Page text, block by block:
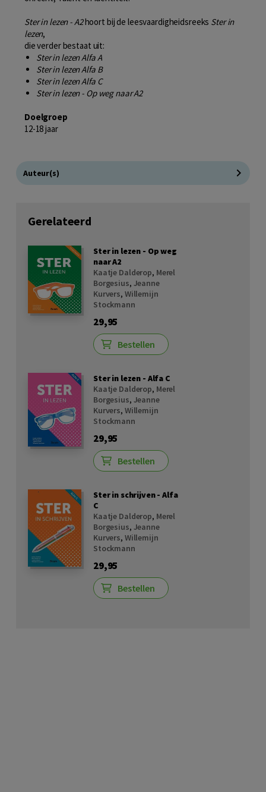
Ster in lezen - A2hoort bij de leesvaardigheidsreeks Ster in
lezen,
die verder bestaat uit:
Ster in lezen Alfa A
Ster in lezen Alfa B
Ster in lezen Alfa C
Ster in lezen - Op weg naar A2
Doelgroep
12-18 jaar
Auteur(s)
Gerelateerd
Ster in lezen - Op weg
naar A2
Kaatje Dalderop, Merel
Borgesius, Jeanne
Kurvers, Willemijn
Stockmann
29,95
Bestellen
Ster in lezen - Alfa C
Kaatje Dalderop, Merel
Borgesius, Jeanne
Kurvers, Willemijn
Stockmann
29,95
Bestellen
Ster in schrijven - Alfa
C
Kaatje Dalderop, Merel
Borgesius, Jeanne
Kurvers, Willemijn
Stockmann
29,95
Bestellen